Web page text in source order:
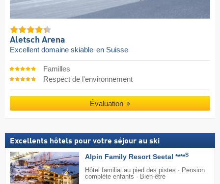
Aletsch Arena
Excellent domaine skiable en Suisse
Familles
Respect de l'environnement
Évaluation
Excellents hôtels pour votre séjour au ski
Alpin Family Resort Seetal ****S
Hôtel familial au pied des pistes · Pension
complète enfants · Bien-être